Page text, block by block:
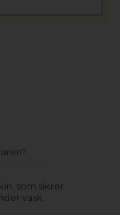
som sikrer
vask.